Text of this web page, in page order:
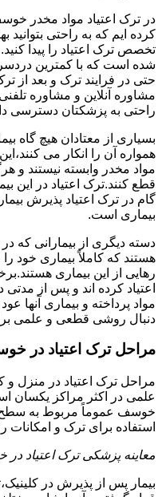
در ترک اعتیاد مواد مخدر
کرده ایم که به راحتی بتوانید
تخصص ترک اعتیاد را پیدا
شده است که با کمترین دردسر
حتی در فرایند ترک و بعد از
مشاوره آنلاین و مشاوره
راحتی به پزشکتان دسترسی
بسیاری از معتادان هیچ گاه
همواره آن را انکار می
مواد مخدر وابسته نیستند و
قطع کنند.ترک اعتیاد در این
گام در ترک اعتیاد پذیرش
بیماری است.
دسته دیگری از بیمارانی که
هستند که کاملاً بیماری خود
رهایی از این بیماری
اعتیاد کرده اند و پس از
مواد پرداخته و بیماری آنها
دنبال روشی قطعی و علمی
مراحل ترک اعتیاد در
مراحل ترک اعتیاد در منزل
علمی در اکثر مراکز یکسان
خوسف عموماً مربوط به
استفاده برای ترک و
معاینه پزشکی ترک اعتیاد
بیمار پس از پذیرش در